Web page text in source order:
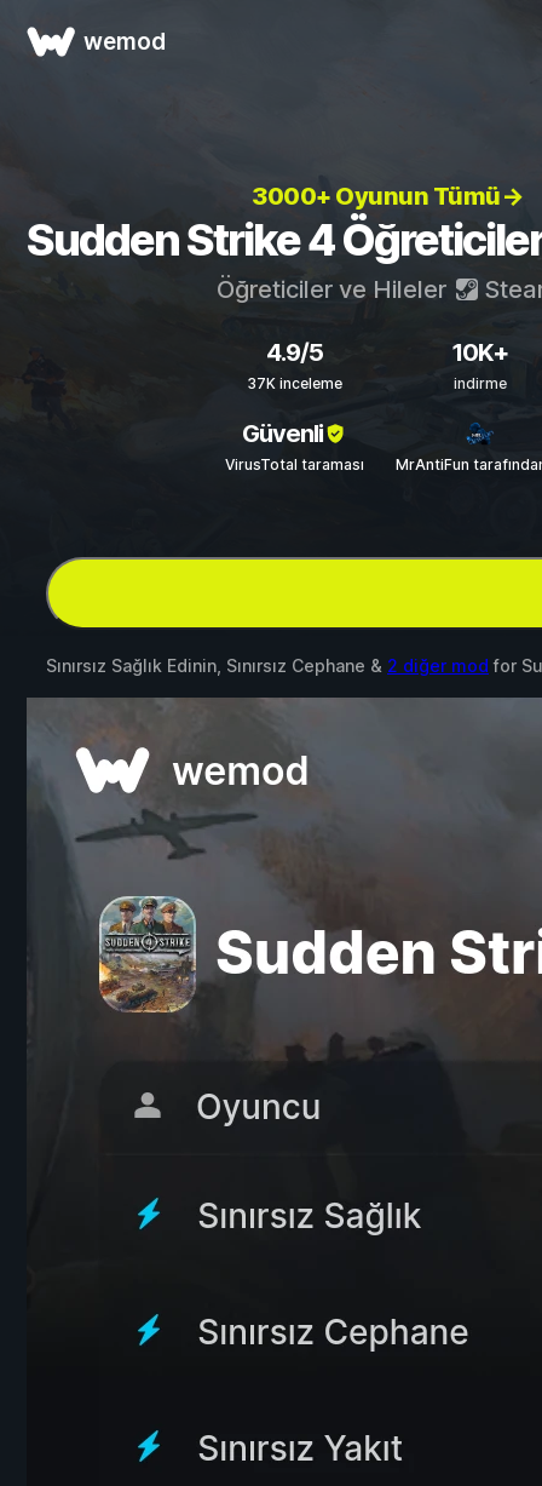
wemod
3000+ Oyunun Tümü→
Sudden Strike 4
Öğreticiler ve Hileler
4.9/5
37K inceleme
10K+
indirme
Güvenli
VirusTotal taraması MrAntiFun
Sınırsız Sağlık Edinin, Sınırsız Cephane & 2 diğer mod for